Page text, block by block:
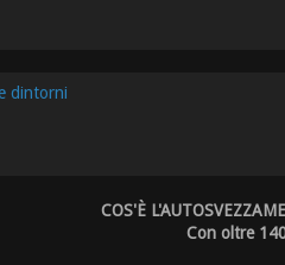
dintorni
COS'È
Con oltre